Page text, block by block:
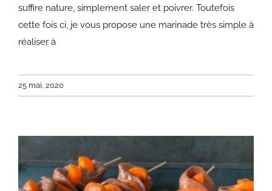
suffire nature, simplement saler et poivrer. Toutefois
cette fois ci, je vous propose une marinade très simple à
réaliser à
25 mai, 2020